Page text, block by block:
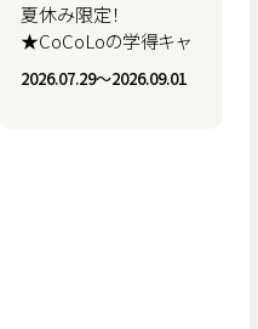
夏休み限定！
★CoCoLoの学得キャ
ンペーン★
2026.07.29〜2026.09.01